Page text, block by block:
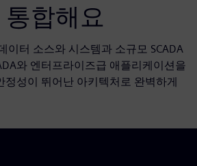
통합해요
이터 소스와 시스템과 소규모 SCADA
와 엔터프라이즈급 애플리케이션을
정성이 뛰어난 아키텍처로 완벽하게